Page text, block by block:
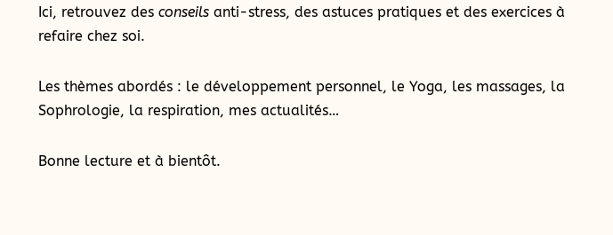
Ici, retrouvez des conseilsanti-stress, des astuces pratiques et des exercices à
refaire chez soi.
Les thèmes abordés : le développement personnel, le Yoga, les massages, la
Sophrologie, la respiration, mes actualités…
Bonne lecture et à bientôt.